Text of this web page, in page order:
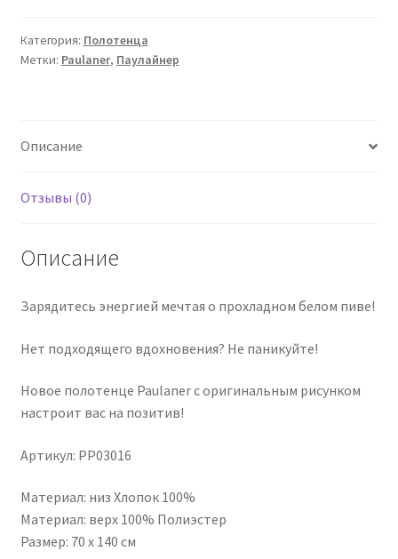
Liegetuch,
Weißbierglas
Категория: Полотенца
Метки: Paulaner, Паулайнер
Описание
Отзывы (0)
Описание
Зарядитесь энергией мечтая о прохладном белом пиве!
Нет подходящего вдохновения? Не паникуйте!
Новое полотенце Paulaner с оригинальным рисунком
настроит вас на позитив!
Артикул: PP03016
Материал: низ Хлопок 100%
Материал: верх 100% Полиэстер
Размер: 70 х 140 см